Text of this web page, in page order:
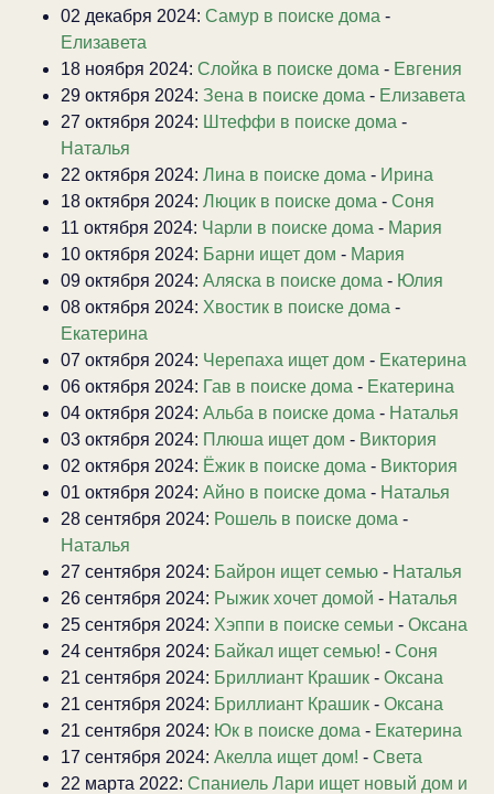
02 декабря 2024: Самур в поиске дома -
Елизавета
18 ноября 2024: Слойка в поиске дома - Евгения
29 октября 2024: Зена в поиске дома - Елизавета
27 октября 2024: Штеффи в поиске дома -
Наталья
22 октября 2024: Лина в поиске дома - Ирина
18 октября 2024: Люцик в поиске дома - Соня
11 октября 2024: Чарли в поиске дома - Мария
10 октября 2024: Барни ищет дом - Мария
09 октября 2024: Аляска в поиске дома - Юлия
08 октября 2024: Хвостик в поиске дома -
Екатерина
07 октября 2024: Черепаха ищет дом - Екатерина
06 октября 2024: Гав в поиске дома - Екатерина
04 октября 2024: Альба в поиске дома - Наталья
03 октября 2024: Плюша ищет дом - Виктория
02 октября 2024: Ёжик в поиске дома - Виктория
01 октября 2024: Айно в поиске дома - Наталья
28 сентября 2024: Рошель в поиске дома -
Наталья
27 сентября 2024: Байрон ищет семью - Наталья
26 сентября 2024: Рыжик хочет домой - Наталья
25 сентября 2024: Хэппи в поиске семьи - Оксана
24 сентября 2024: Байкал ищет семью! - Соня
21 сентября 2024: Бриллиант Крашик - Оксана
21 сентября 2024: Бриллиант Крашик - Оксана
21 сентября 2024: Юк в поиске дома - Екатерина
17 сентября 2024: Акелла ищет дом! - Света
22 марта 2022: Спаниель Лари ищет новый дом и